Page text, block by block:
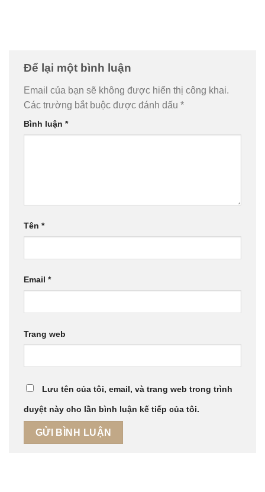
Để lại một bình luận
Email của bạn sẽ không được hiển thị công khai.
Các trường bắt buộc được đánh dấu *
Bình luận *
Tên *
Email *
Trang web
Lưu tên của tôi, email, và trang web trong trình
duyệt này cho lần bình luận kế tiếp của tôi.